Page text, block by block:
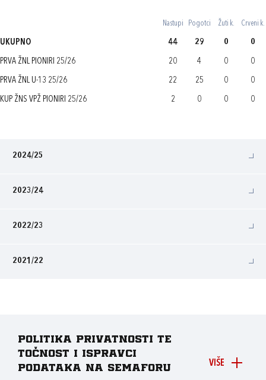
Nastupi Pogotci Žuti k. Crveni k.
UKUPNO 44 29 0 0
PRVA ŽNL PIONIRI 25/26 20 4 0 0
PRVA ŽNL U-13 25/26 22 25 0 0
KUP ŽNS VPŽ PIONIRI 25/26 2 0 0 0
2024/25
2023/24
2022/23
2021/22
VIŠE
Politika privatnosti te
točnost i ispravci
podataka na Semaforu